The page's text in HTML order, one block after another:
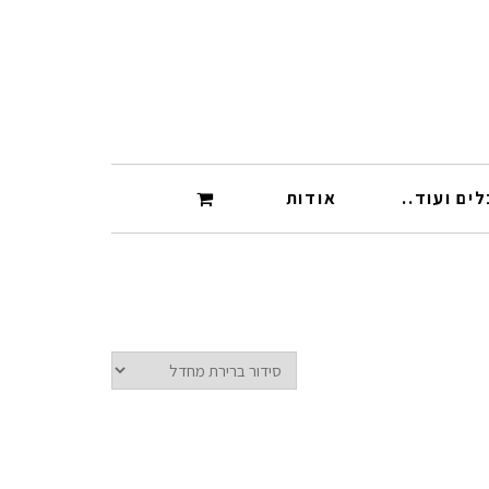
ועוד.. אודות